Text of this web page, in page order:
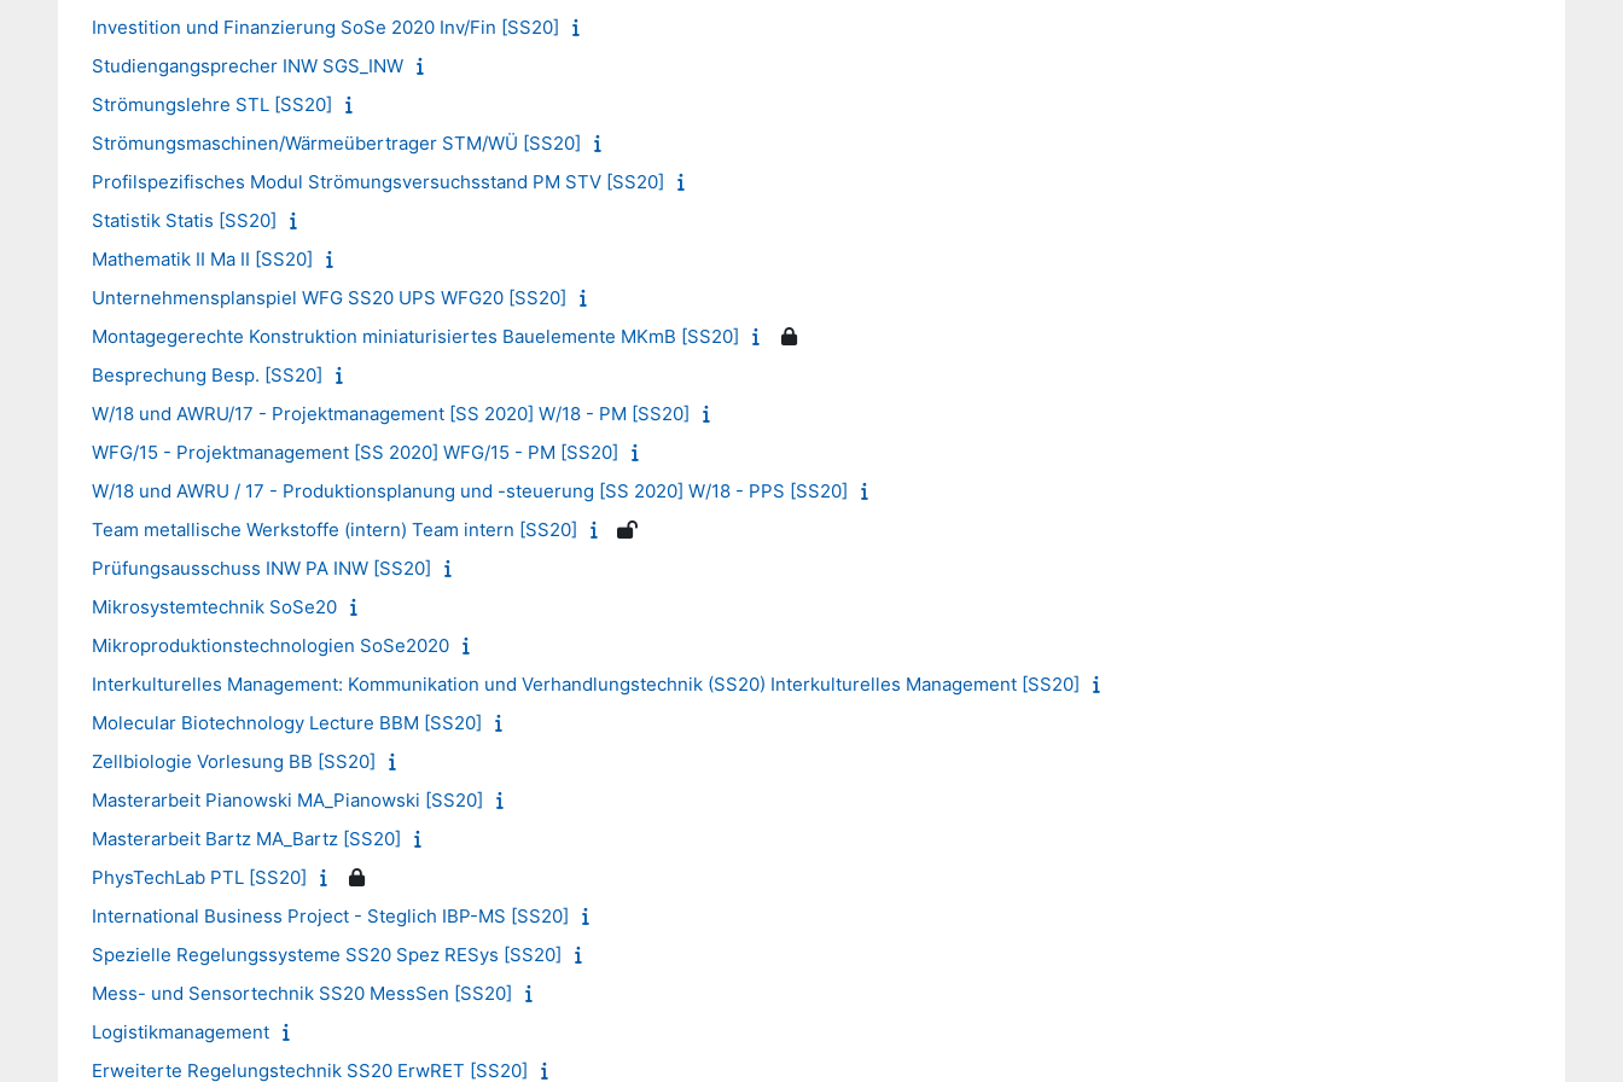
Investition und Finanzierung SoSe 2020 Inv/Fin [SS20]
Studiengangsprecher INW SGS_INW
Strömungslehre STL [SS20]
Strömungsmaschinen/Wärmeübertrager STM/WÜ [SS20]
Profilspezifisches Modul Strömungsversuchsstand PM STV [SS20]
Statistik Statis [SS20]
Mathematik II Ma II [SS20]
Unternehmensplanspiel WFG SS20 UPS WFG20 [SS20]
Montagegerechte Konstruktion miniaturisiertes Bauelemente MKmB [SS20]
Besprechung Besp. [SS20]
W/18 und AWRU/17 - Projektmanagement [SS 2020] W/18 - PM [SS20]
WFG/15 - Projektmanagement [SS 2020] WFG/15 - PM [SS20]
W/18 und AWRU / 17 - Produktionsplanung und -steuerung [SS 2020] W/18 - PPS [SS20]
Team metallische Werkstoffe (intern) Team intern [SS20]
Prüfungsausschuss INW PA INW [SS20]
Mikrosystemtechnik SoSe20
Mikroproduktionstechnologien SoSe2020
Interkulturelles Management: Kommunikation und Verhandlungstechnik (SS20) Interkulturelles Management [SS20]
Molecular Biotechnology Lecture BBM [SS20]
Zellbiologie Vorlesung BB [SS20]
Masterarbeit Pianowski MA_Pianowski [SS20]
Masterarbeit Bartz MA_Bartz [SS20]
PhysTechLab PTL [SS20]
International Business Project - Steglich IBP-MS [SS20]
Spezielle Regelungssysteme SS20 Spez RESys [SS20]
Mess- und Sensortechnik SS20 MessSen [SS20]
Logistikmanagement
Erweiterte Regelungstechnik SS20 ErwRET [SS20]